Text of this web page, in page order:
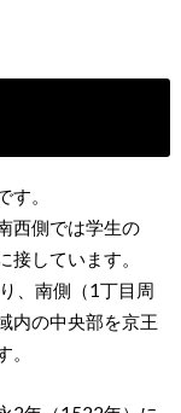
。
西側では学生の
しています。
、南側（1丁目周
内の中央部を京王